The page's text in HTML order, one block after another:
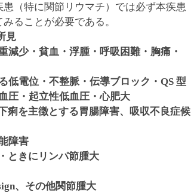
患（特に関節リウマチ）では必ず本疾患
ることが必要である。
見
減少・貧血・浮腫・呼吸困難・胸痛・
低電位・不整脈・伝導ブロック・QS 型
圧・起立性低血圧・心肥大
痢を主徴とする胃腸障害、吸収不良症候
障害
ときにリンパ節腫大
、その他関節腫大